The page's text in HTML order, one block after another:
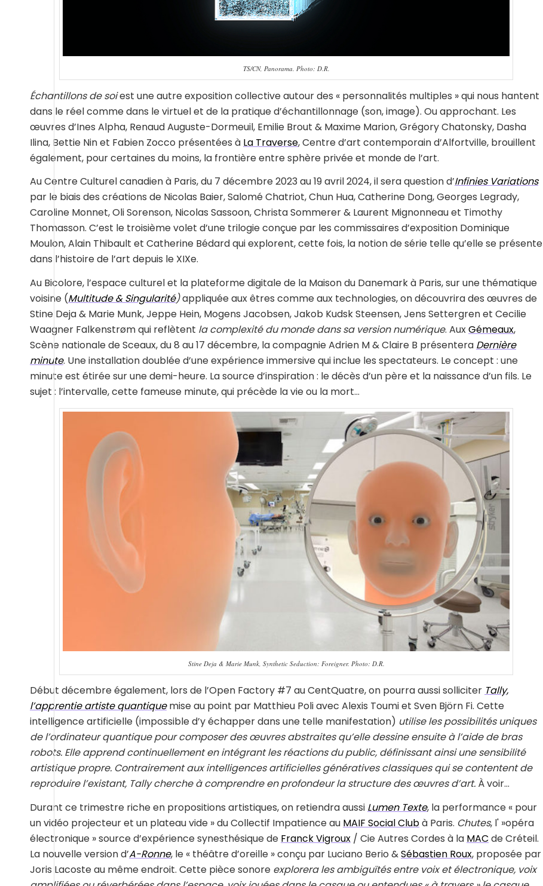
TS/CN, Panorama. Photo: D.R.
Échantillons de soiest une autre exposition collective autour des « personnalités multiples » qui nous hantent
dans le réel comme dans le virtuel et de la pratique d’échantillonnage (son, image). Ou approchant. Les
œuvres d’Ines Alpha, Renaud Auguste-Dormeuil, Emilie Brout & Maxime Marion, Grégory Chatonsky, Dasha
Ilina, Bettie Nin et Fabien Zocco présentées à La Traverse, Centre d’art contemporain d’Alfortville, brouillent
également, pour certaines du moins, la frontière entre sphère privée et monde de l’art.
Au Centre Culturel canadien à Paris, du 7 décembre 2023 au 19 avril 2024, il sera question d’Infinies Variations
par le biais des créations de Nicolas Baier, Salomé Chatriot, Chun Hua, Catherine Dong, Georges Legrady,
Caroline Monnet, Oli Sorenson, Nicolas Sassoon, Christa Sommerer & Laurent Mignonneau et Timothy
Thomasson. C’est le troisième volet d’une trilogie conçue par les commissaires d’exposition Dominique
Moulon, Alain Thibault et Catherine Bédard qui explorent, cette fois, la notion de série telle qu’elle se présente
dans l’histoire de l’art depuis le XIXe.
Au Bicolore, l’espace culturel et la plateforme digitale de la Maison du Danemark à Paris, sur une thématique
voisine (Multitude & Singularité)appliquée aux êtres comme aux technologies, on découvrira des œuvres de
Stine Deja & Marie Munk, Jeppe Hein, Mogens Jacobsen, Jakob Kudsk Steensen, Jens Settergren et Cecilie
Waagner Falkenstrøm qui reflètent la complexité du monde dans sa version numérique. AuxGémeaux,
Scène nationale de Sceaux, du 8 au 17 décembre, la compagnie Adrien M & Claire B présentera Dernière
minute. Une installation doublée d’une expérience immersive qui inclue les spectateurs. Le concept : une
minute est étirée sur une demi-heure. La source d’inspiration : le décès d’un père et la naissance d’un fils. Le
sujet : l’intervalle, cette fameuse minute, qui précède la vie ou la mort…
Stine Deja & Marie Munk, Synthetic Seduction: Foreigner. Photo: D.R.
Début décembre également, lors de l’Open Factory #7 au CentQuatre, on pourra aussi solliciter Tally,
l’apprentie artiste quantiquemise au point par Matthieu Poli avec Alexis Toumi et Sven Björn Fi. Cette
intelligence artificielle (impossible d’y échapper dans une telle manifestation) utilise les possibilités uniques
de l’ordinateur quantique pour composer des œuvres abstraites qu’elle dessine ensuite à l’aide de bras
robots. Elle apprend continuellement en intégrant les réactions du public, définissant ainsi une sensibilité
artistique propre. Contrairement aux intelligences artificielles génératives classiques qui se contentent de
reproduire l’existant, Tally cherche à comprendre en profondeur la structure des œuvres d’art. À voir…
Durant ce trimestre riche en propositions artistiques, on retiendra aussi Lumen Texte, la performance « pour
un vidéo projecteur et un plateau vide » du Collectif Impatience au MAIF Social Clubà Paris. Chutes, l' »opéra
électronique » source d’expérience synesthésique de Franck Vigroux / Cie Autres Cordes à la MAC de Créteil.
La nouvelle version d’A-Ronne, le « théâtre d’oreille » conçu par Luciano Berio &Sébastien Roux, proposée par
Joris Lacoste au même endroit. Cette pièce sonore explorera les ambiguïtés entre voix et électronique, voix